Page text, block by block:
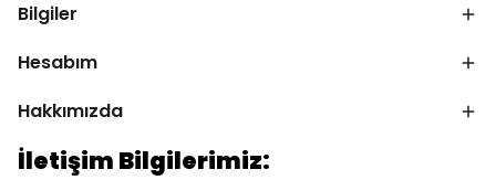
Bilgiler
Hesabım
Hakkımızda
İletişim Bilgilerimiz: